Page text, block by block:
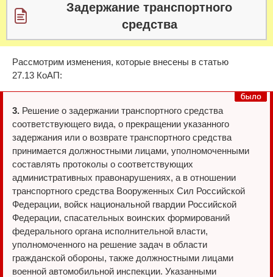
Задержание транспортного
средства
Рассмотрим изменения, которые внесены в статью
27.13 КоАП:
3. Решение о задержании транспортного средства
соответствующего вида, о прекращении указанного
задержания или о возврате транспортного средства
принимается должностными лицами, уполномоченными
составлять протоколы о соответствующих
административных правонарушениях, а в отношении
транспортного средства Вооруженных Сил Российской
Федерации, войск национальной гвардии Российской
Федерации, спасательных воинских формирований
федерального органа исполнительной власти,
уполномоченного на решение задач в области
гражданской обороны, также должностными лицами
военной автомобильной инспекции. Указанными